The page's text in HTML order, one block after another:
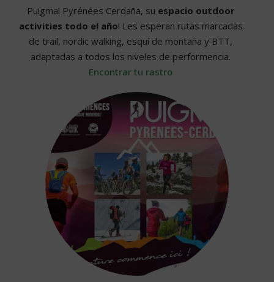
Puigmal Pyrénées Cerdaña, su espacio outdoor
activities todo el año! Les esperan rutas marcadas
de trail, nordic walking, esquí de montaña y BTT,
adaptadas a todos los niveles de performencia.
Encontrar tu rastro